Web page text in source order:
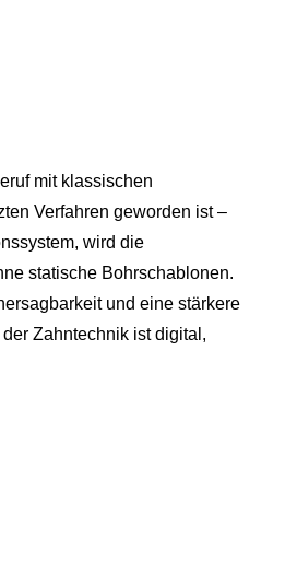
mit klassischen
Verfahren geworden ist –
wird die
statische Bohrschablonen.
und eine stärkere
Zahntechnik ist digital,